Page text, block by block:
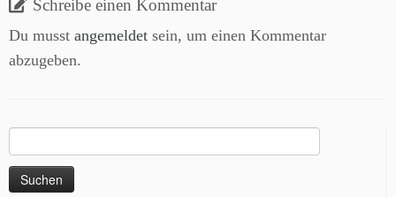
Schreibe einen Kommentar
Du musst angemeldet sein, um einen Kommentar
abzugeben.
nach: